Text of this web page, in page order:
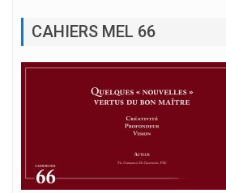
CAHIERS MEL 66